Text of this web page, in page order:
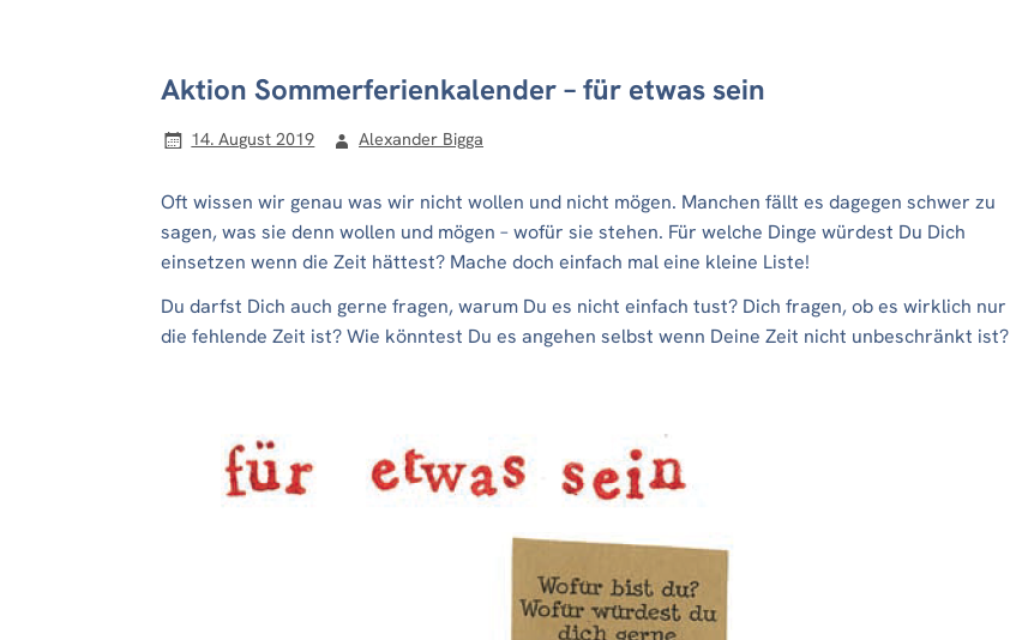
Aktion Sommerferienkalender – für etwas sein
14. August 2019 Alexander Bigga
Oft wissen wir genau was wir nicht wollen und nicht mögen. Manchen fällt es dagegen schwer zu
sagen, was sie denn wollen und mögen – wofür sie stehen. Für welche Dinge würdest Du Dich
einsetzen wenn die Zeit hättest? Mache doch einfach mal eine kleine Liste!
Du darfst Dich auch gerne fragen, warum Du es nicht einfach tust? Dich fragen, ob es wirklich nur
die fehlende Zeit ist? Wie könntest Du es angehen selbst wenn Deine Zeit nicht unbeschränkt ist?